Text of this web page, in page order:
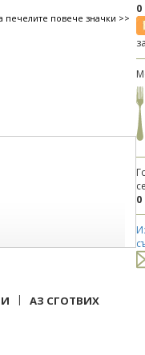
печелите повече значки >>
0
| АЗ СГОТВИХ